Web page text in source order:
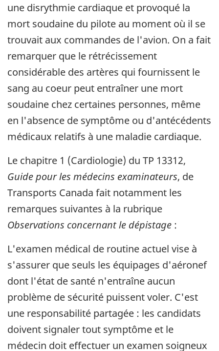
une disrythmie cardiaque et provoqué la
mort soudaine du pilote au moment où il se
trouvait aux commandes de l'avion. On a fait
remarquer que le rétrécissement
considérable des artères qui fournissent le
sang au coeur peut entraîner une mort
soudaine chez certaines personnes, même
en l'absence de symptôme ou d'antécédents
médicaux relatifs à une maladie cardiaque.
Le chapitre 1 (Cardiologie) du TP 13312,
Guide pour les médecins examinateurs, de
Transports Canada fait notamment les
remarques suivantes à la rubrique
Observations concernant le dépistage :
L'examen médical de routine actuel vise à
s'assurer que seuls les équipages d'aéronef
dont l'état de santé n'entraîne aucun
problème de sécurité puissent voler. C'est
une responsabilité partagée : les candidats
doivent signaler tout symptôme et le
médecin doit effectuer un examen soigneux